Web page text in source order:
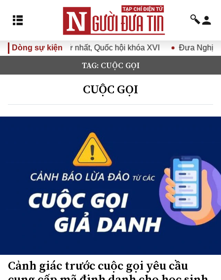
Dòng sự kiện
Quốc hội khóa XVI Đưa Nghị quyết Đại hội Đảng XIV
TAG: CUỘC GỌI
CUỘC GỌI
Cảnh giác trước cuộc gọi yêu cầu